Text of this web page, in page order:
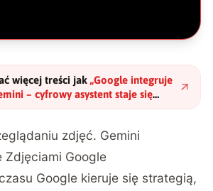
więcej treści jak „Google integruje
– cyfrowy asystent staje się
"?
zdjęć. Gemini
Zdjęciami Google
Google kieruje się strategią,